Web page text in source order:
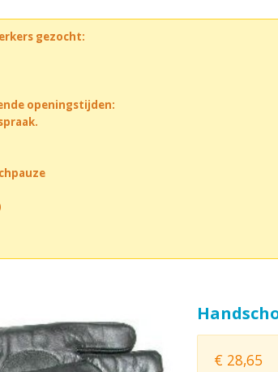
gezocht:
openingstijden:
€ 28,65